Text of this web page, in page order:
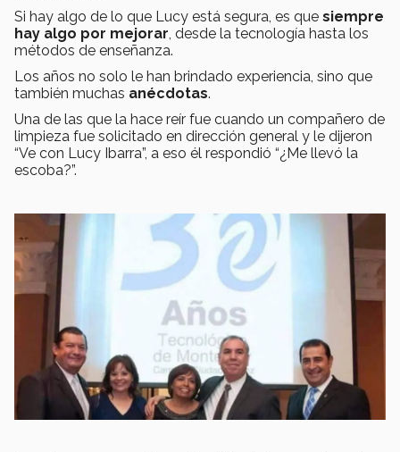
Si hay algo de lo que Lucy está segura, es que siempre
hay algo por mejorar, desde la tecnología hasta los
métodos de enseñanza.
Los años no solo le han brindado experiencia, sino que
también muchas anécdotas.
Una de las que la hace reír fue cuando un compañero de
limpieza fue solicitado en dirección general y le dijeron
“Ve con Lucy Ibarra”, a eso él respondió “¿Me llevó la
escoba?”.